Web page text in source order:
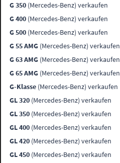
G 350 (Mercedes-Benz) verkaufen
G 400 (Mercedes-Benz) verkaufen
G 500 (Mercedes-Benz) verkaufen
G 55 AMG (Mercedes-Benz) verkaufen
G 63 AMG (Mercedes-Benz) verkaufen
G 65 AMG (Mercedes-Benz) verkaufen
G-Klasse (Mercedes-Benz) verkaufen
GL 320 (Mercedes-Benz) verkaufen
GL 350 (Mercedes-Benz) verkaufen
GL 400 (Mercedes-Benz) verkaufen
GL 420 (Mercedes-Benz) verkaufen
GL 450 (Mercedes-Benz) verkaufen